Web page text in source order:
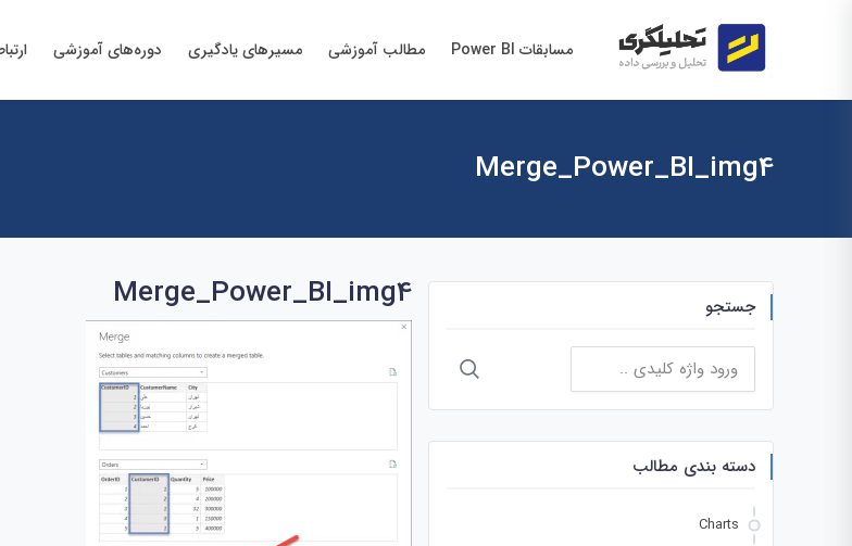
مسابقات Power BI مطالب آموزشی مسیرهای یادگیری دوره‌های آموزشی
Merge_Power_BI_img4
Merge_Power_BI_img4 جستجو
جستجو
برای:
دسته بندی مطالب
Charts